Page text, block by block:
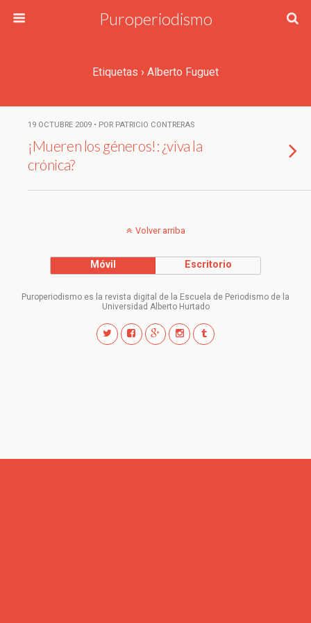
Puroperiodismo
Etiquetas › Alberto Fuguet
19 OCTUBRE 2009 • POR PATRICIO CONTRERAS
¡Mueren los géneros!: ¿viva la
crónica?
Volver arriba
Móvil Escritorio
Puroperiodismo es la revista digital de la Escuela de Periodismo de la
Universidad Alberto Hurtado